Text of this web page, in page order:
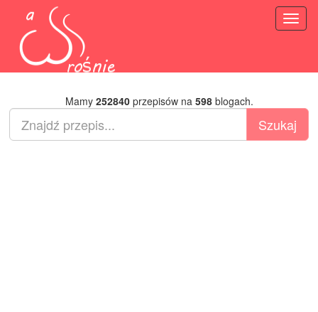
Mamy 252840przepisów na 598blogach.